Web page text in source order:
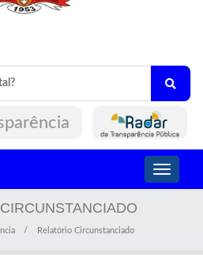
Toggle
Relatório Circunstanciado